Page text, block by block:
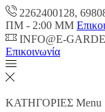
2262400128,
ΠM - 2:00 ΜΜ
INFO@E-
Επικοινωνία
ΚΑΤΗΓΟΡΙΕΣ Menu